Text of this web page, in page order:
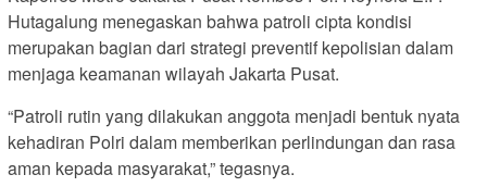
Hutagalung menegaskan bahwa patroli cipta kondisi
merupakan bagian dari strategi preventif kepolisian dalam
menjaga keamanan wilayah Jakarta Pusat.
“Patroli rutin yang dilakukan anggota menjadi bentuk nyata
kehadiran Polri dalam memberikan perlindungan dan rasa
aman kepada masyarakat,” tegasnya.